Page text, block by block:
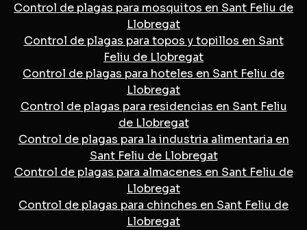
Control de plagas para mosquitos en Sant Feliu de
Llobregat
Control de plagas para topos y topillos en Sant
Feliu de Llobregat
Control de plagas para hoteles en Sant Feliu de
Llobregat
Control de plagas para residencias en Sant Feliu
de Llobregat
Control de plagas para la industria alimentaria en
Sant Feliu de Llobregat
Control de plagas para almacenes en Sant Feliu de
Llobregat
Control de plagas para chinches en Sant Feliu de
Llobregat